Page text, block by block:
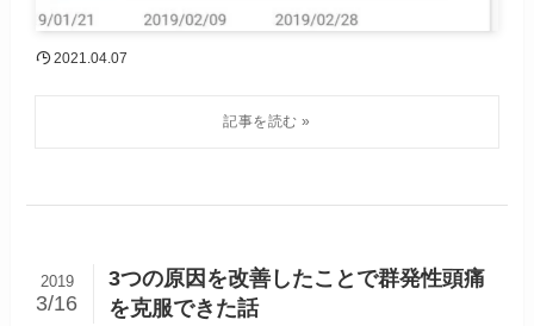
2021.04.07
3つの原因を改善したことで群発性頭痛
を克服できた話
2019
3/16